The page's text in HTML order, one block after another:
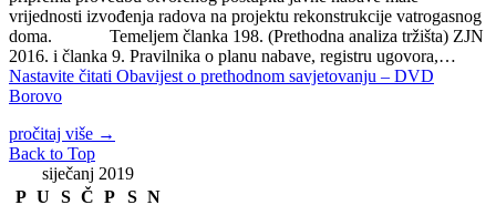
vrijednosti izvođenja radova na projektu rekonstrukcije vatrogasnog
doma. Temeljem članka 198. (Prethodna analiza tržišta) ZJN
2016. i članka 9. Pravilnika o planu nabave, registru ugovora,…
Nastavite čitati Obavijest o prethodnom savjetovanju – DVD
Borovo
pročitaj više →
Back to Top
siječanj 2019
P U S Č P S N